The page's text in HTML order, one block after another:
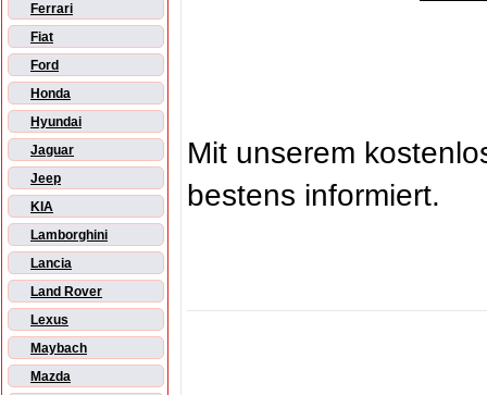
Ferrari
Fiat
Ford
Honda
Hyundai
Jaguar
Jeep
KIA
Lamborghini
Lancia
Land Rover
Lexus
Maybach
Mazda
Mit unserem
bestens informiert.